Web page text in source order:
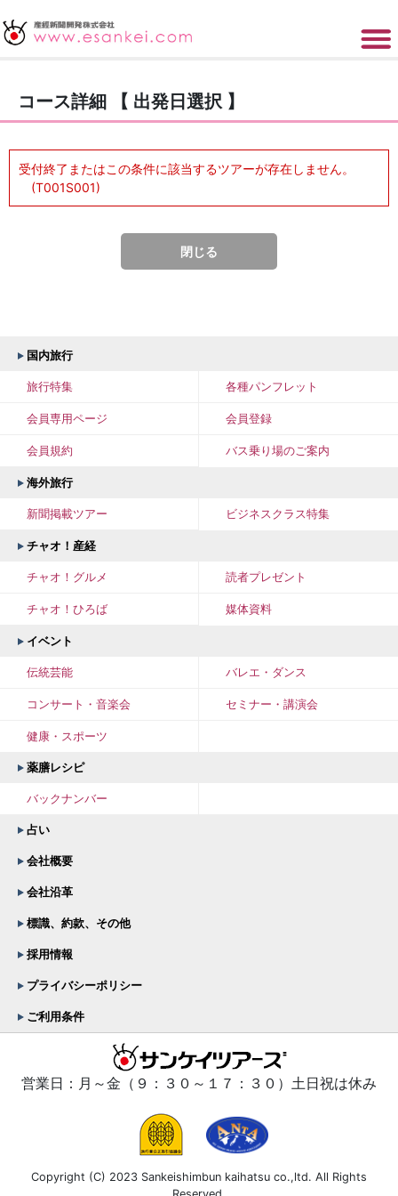
コース詳細 【 出発日選択 】
受付終了またはこの条件に該当するツアーが存在しません。
(T001S001)
閉じる
国内旅行
旅行特集 各種パンフレット
会員専用ページ 会員登録
会員規約 バス乗り場のご案内
海外旅行
新聞掲載ツアー ビジネスクラス特集
チャオ！産経
チャオ！グルメ 読者プレゼント
チャオ！ひろば 媒体資料
イベント
伝統芸能 バレエ・ダンス
コンサート・音楽会 セミナー・講演会
健康・スポーツ
薬膳レシピ
バックナンバー
占い
会社概要
会社沿革
標識、約款、その他
採用情報
プライバシーポリシー
ご利用条件
営業日：月～金（９：３０～１７：３０）土日祝は休み
Copyright (C) 2023 Sankeishimbun kaihatsu co.,ltd. All Rights